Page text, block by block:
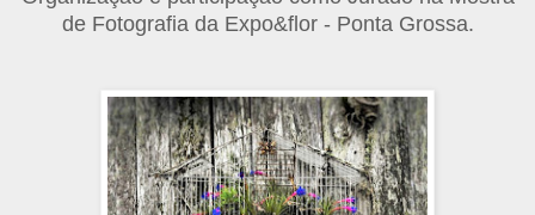
de Fotografia da Expo&flor - Ponta Grossa.